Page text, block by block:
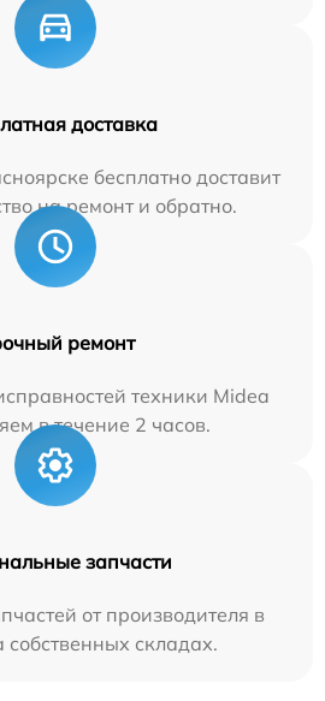
доставка
бесплатно доставит
на ремонт и обратно.
ремонт
техники Midea
в течение 2 часов.
запчасти
от производителя в
складах.